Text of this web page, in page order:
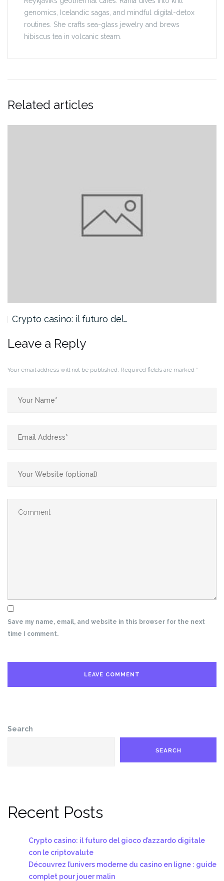
genomics, Icelandic sagas, and mindful digital-detox
routines. She crafts sea-glass jewelry and brews
hibiscus tea in volcanic steam.
Related articles
Crypto casino: il futuro del…
Leave a Reply
Your email address will not be published. Required fields are marked *
Save my name, email, and website in this browser for the next
time I comment.
Search
SEARCH
Recent Posts
Crypto casino: il futuro del gioco d’azzardo digitale
con le criptovalute
Découvrez l’univers moderne du casino en ligne : guide
complet pour jouer malin